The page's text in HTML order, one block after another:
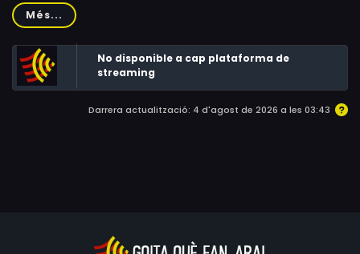
Chicago Jason Van Dyke i ‘la tapadera’ que es va
produir. Després que, inicialment, la policia declarés el
tiroteig com a justificat, periodistes i activistes van lluitar
perquè les imatges de l’esdeveniment fossin emeses,
enviant el Departament de Policia de Chicago i els
funcionaris del govern local de Chicago a la convulsió,
Més...
No disponible a cap plataforma de
streaming
Darrera actualització: 4 d'agost de 2026 a les 03:43